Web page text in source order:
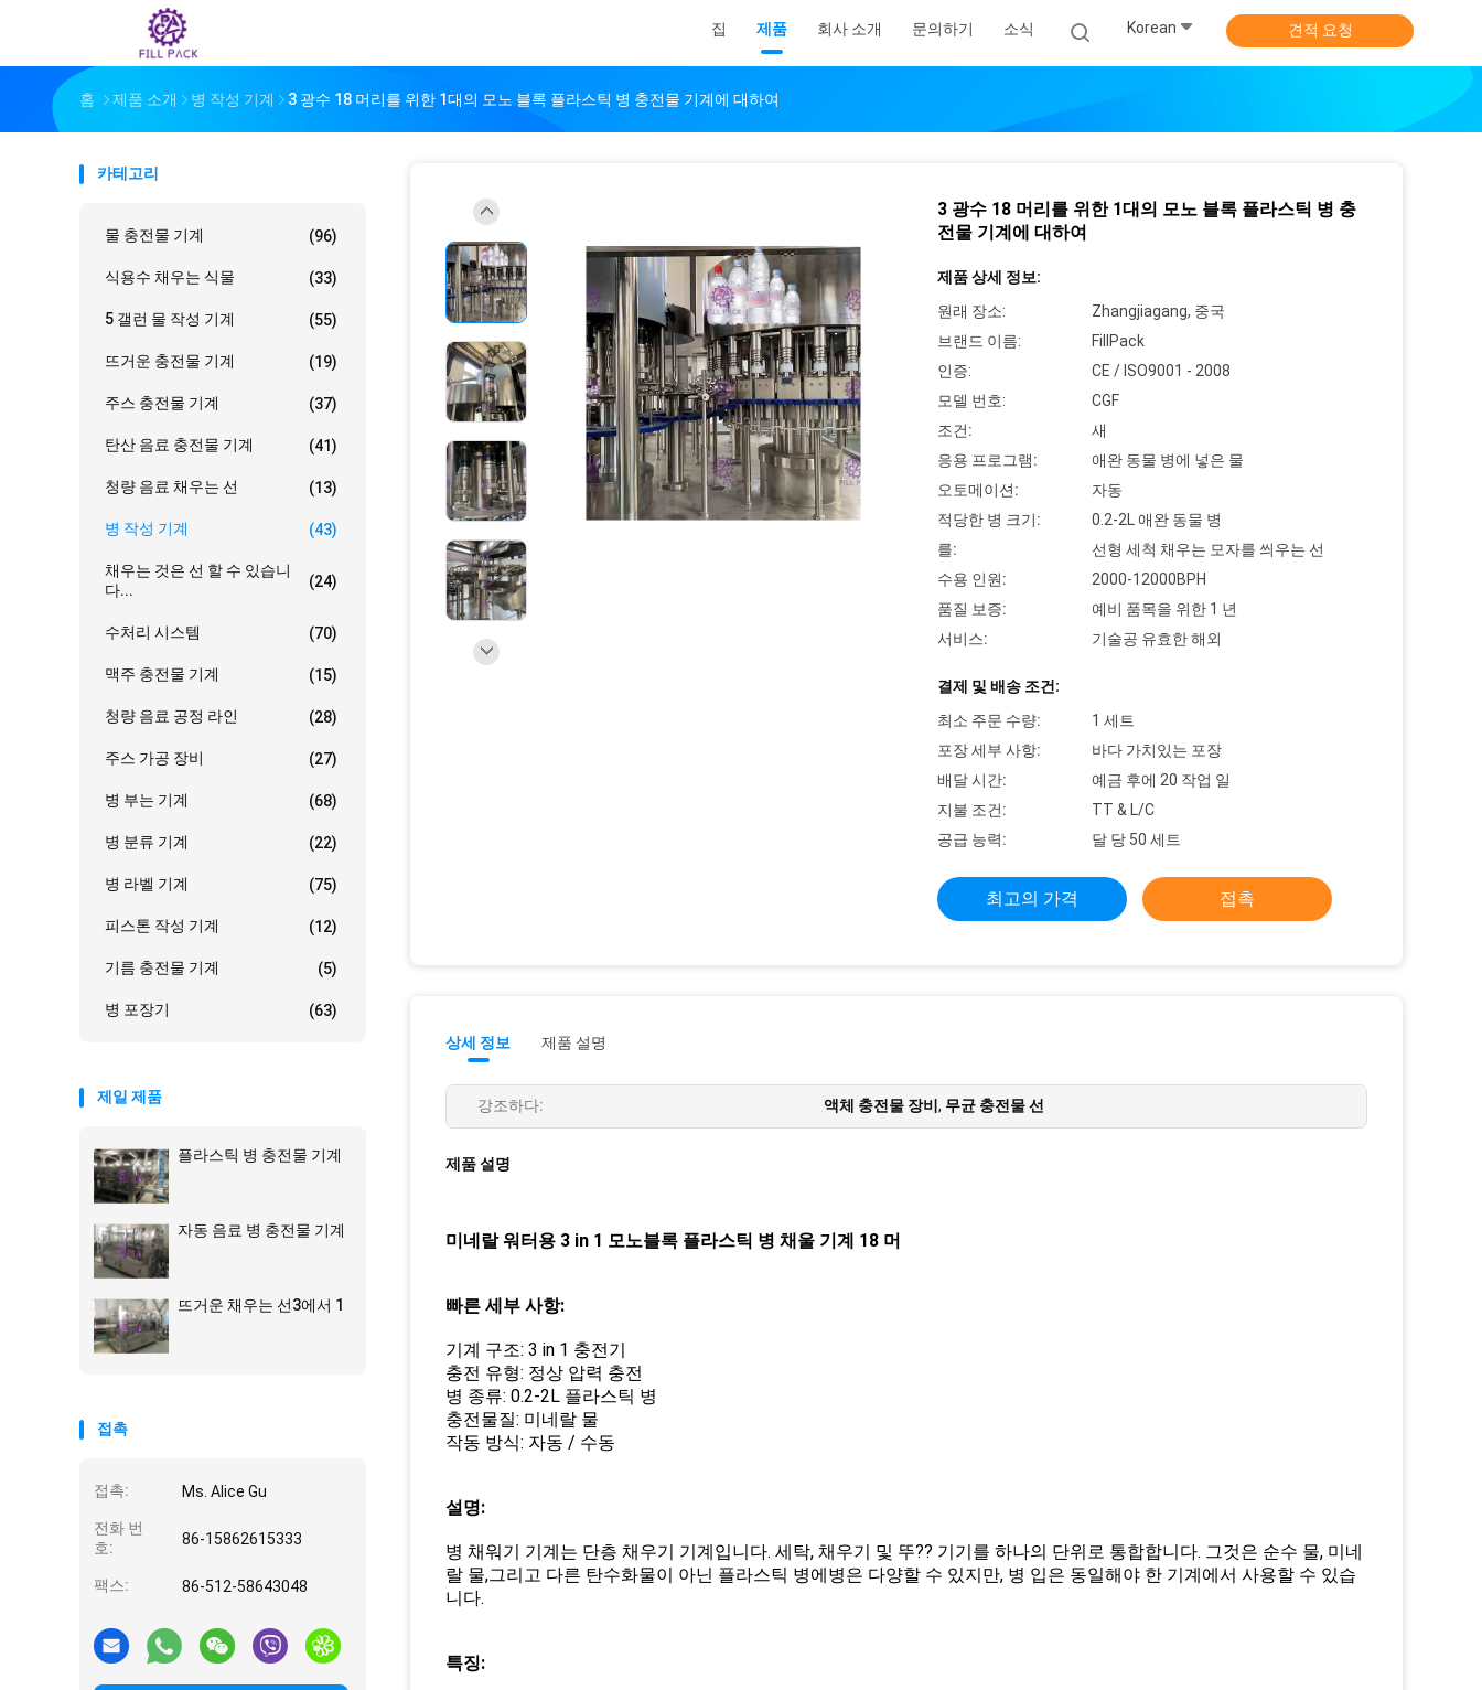
집 제품 회사 소개 문의하기 소식 Korean 견적 요청
홈 제품 소개 병 작성 기계 3 광수 18 머리를 위한 1대의 모노 블록 플라스틱 병 충전물 기계에 대하여
카테고리
물 충전물 기계 (96)
식용수 채우는 식물 (33)
5 갤런 물 작성 기계 (55)
뜨거운 충전물 기계 (19)
주스 충전물 기계 (37)
탄산 음료 충전물 기계 (41)
청량 음료 채우는 선 (13)
병 작성 기계 (43)
채우는 것은 선 할 수 있습니
다...
(24)
수처리 시스템 (70)
맥주 충전물 기계 (15)
청량 음료 공정 라인 (28)
주스 가공 장비 (27)
병 부는 기계 (68)
병 분류 기계 (22)
병 라벨 기계 (75)
피스톤 작성 기계 (12)
기름 충전물 기계 (5)
병 포장기 (63)
제일 제품
플라스틱 병 충전물 기계
자동 음료 병 충전물 기계
뜨거운 채우는 선3에서 1
접촉
접촉: Ms. Alice Gu
전화 번
호:
86-15862615333
팩스: 86-512-58643048
3 광수 18 머리를 위한 1대의 모노 블록 플라스틱 병 충
전물 기계에 대하여
제품 상세 정보:
원래 장소:
Zhangjiagang, 중국
브랜드 이름:
FillPack
인증:
CE / ISO9001 - 2008
모델 번호:
CGF
조건:
새
응용 프로그램:
애완 동물 병에 넣은 물
오토메이션:
자동
적당한 병 크기:
0.2-2L 애완 동물 병
를:
선형 세척 채우는 모자를 씌우는 선
수용 인원:
2000-12000BPH
품질 보증:
예비 품목을 위한 1 년
서비스:
기술공 유효한 해외
결제 및 배송 조건:
최소 주문 수량:
1 세트
포장 세부 사항:
바다 가치있는 포장
배달 시간:
예금 후에 20 작업 일
지불 조건:
TT & L/C
공급 능력:
달 당 50 세트
최고의 가격 접촉
상세 정보 제품 설명
강조하다: 액체 충전물 장비 , 무균 충전물 선
제품 설명
미네랄 워터용 3 in 1 모노블록 플라스틱 병 채울 기계 18 머
빠른 세부 사항:
기계 구조: 3 in 1 충전기
충전 유형: 정상 압력 충전
병 종류: 0.2-2L 플라스틱 병
충전물질: 미네랄 물
작동 방식: 자동 / 수동
설명:
병 채워기 기계는 단층 채우기 기계입니다. 세탁, 채우기 및 뚜?? 기기를 하나의 단위로 통합합니다. 그것은 순수 물, 미네
랄 물,그리고 다른 탄수화물이 아닌 플라스틱 병에병은 다양할 수 있지만, 병 입은 동일해야 한 기계에서 사용할 수 있습
니다.
특징: